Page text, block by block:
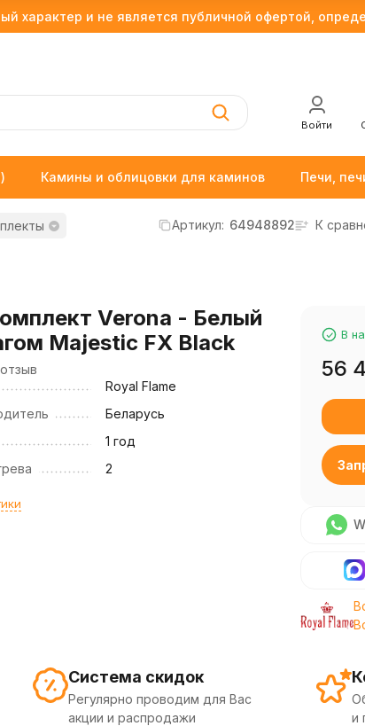
характер и не является публичной офертой,
Войти
Камины и облицовки для каминов Печи,
Артикул: 64948892 К
Verona - Белый
Majestic FX Black
Royal Flame
Беларусь
1 год
2
В
56
Система скидок
Регулярно проводим для Вас
акции и распродажи
и